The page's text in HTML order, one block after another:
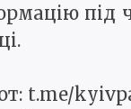
під
t.me/